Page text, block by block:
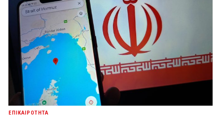
ΕΠΙΚΑΙΡΟΤΗΤΑ